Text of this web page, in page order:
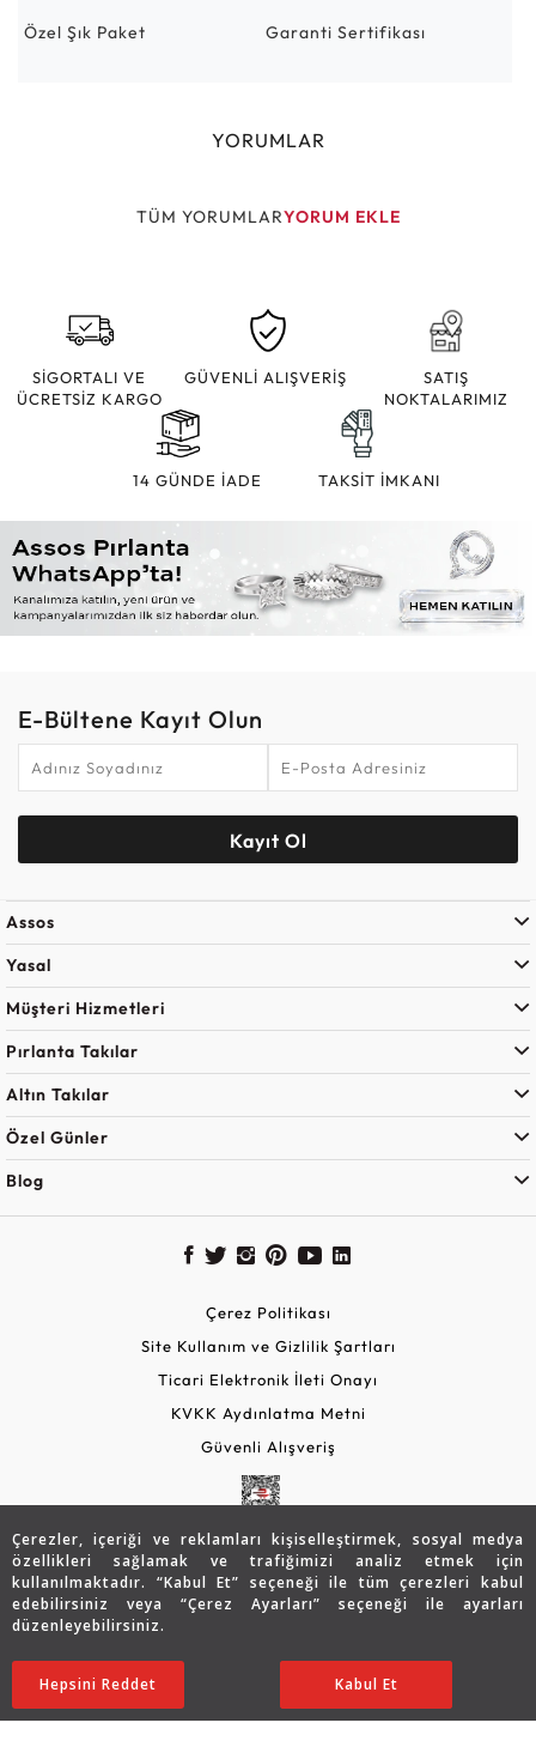
Çerezler, içeriği ve reklamları kişiselleştirmek, sosyal medya
özellikleri sağlamak ve trafiğimizi analiz etmek için
kullanılmaktadır. “Kabul Et” seçeneği ile tüm çerezleri kabul
edebilirsiniz veya “Çerez Ayarları” seçeneği ile ayarları
düzenleyebilirsiniz.
Ayarları Düzenle
Hepsini Reddet Kabul Et
17.694 TL
12.373TL SATIN ALIN
Özel Şık Paket Garanti Sertifikası
YORUMLAR
TÜM YORUMLARYORUM EKLE
SİGORTALI VE
ÜCRETSİZ KARGO
GÜVENLİ ALIŞVERİŞ
SATIŞ
NOKTALARIMIZ
14 GÜNDE İADE TAKSİT İMKANI
E-Bültene Kayıt Olun
Kayıt Ol
Assos
Yasal
Müşteri Hizmetleri
Pırlanta Takılar
Altın Takılar
Özel Günler
Blog
Çerez Politikası
Site Kullanım ve Gizlilik Şartları
Ticari Elektronik İleti Onayı
KVKK Aydınlatma Metni
Güvenli Alışveriş
Copyright © 2026 Assos Pırlanta - Bu sitenin tüm hakları